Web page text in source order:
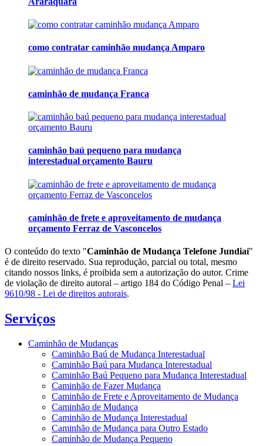
como contratar caminhão mudança Amparo
caminhão de mudança Franca
caminhão baú pequeno para mudança
interestadual orçamento Bauru
caminhão de frete e aproveitamento de mudança
orçamento Ferraz de Vasconcelos
O conteúdo do texto "Caminhão de Mudança Telefone Jundiaí"
é de direito reservado. Sua reprodução, parcial ou total, mesmo
citando nossos links, é proibida sem a autorização do autor. Crime
de violação de direito autoral – artigo 184 do Código Penal – Lei
9610/98 - Lei de direitos autorais.
Serviços
Caminhão de Mudanças
Caminhão Baú de Mudança Interestadual
Caminhão Baú para Mudança Interestadual
Caminhão Baú Pequeno para Mudança Interestadual
Caminhão de Fazer Mudança
Caminhão de Frete e Aproveitamento de Mudança
Caminhão de Mudança
Caminhão de Mudança Interestadual
Caminhão de Mudança para Outro Estado
Caminhão de Mudança Pequeno